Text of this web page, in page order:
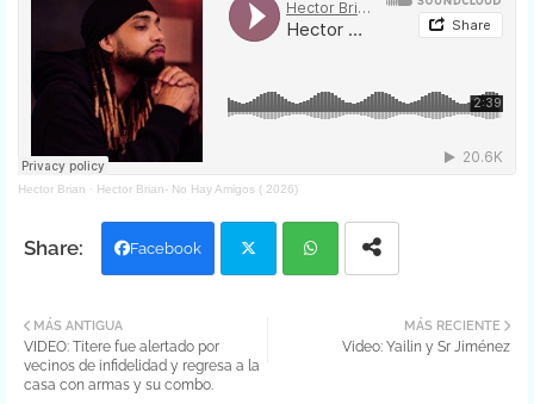
Hector Brian · Hector Brian- No Hay Amigos ( 2026)
Facebook
MÁS RECIENTE
Video: Yailin y Sr Jiménez
MÁS ANTIGUA
VIDEO: Titere fue alertado por
vecinos de infidelidad y regresa a la
casa con armas y su combo.